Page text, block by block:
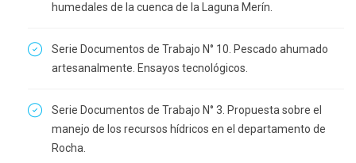
humedales de la cuenca de la Laguna Merín.
Serie Documentos de Trabajo N° 10. Pescado ahumado
artesanalmente. Ensayos tecnológicos.
Serie Documentos de Trabajo N° 3. Propuesta sobre el
manejo de los recursos hídricos en el departamento de
Rocha.